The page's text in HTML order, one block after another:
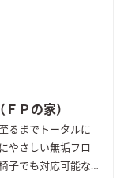
Ｐの家）
るまでトータルに
やさしい無垢フロ
子でも対応可能な